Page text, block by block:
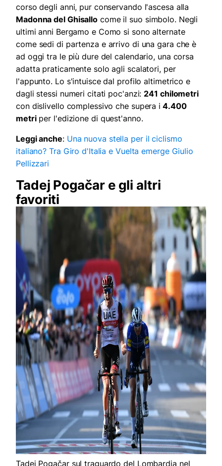
corso degli anni, pur conservando l'ascesa alla
Madonna del Ghisallo come il suo simbolo. Negli
ultimi anni Bergamo e Como si sono alternate
come sedi di partenza e arrivo di una gara che è
ad oggi tra le più dure del calendario, una corsa
adatta praticamente solo agli scalatori, per
l'appunto. Lo s'intuisce dal profilo altimetrico e
dagli stessi numeri citati poc'anzi:241 chilometri
con dislivello complessivo che supera i 4.400
metriper l'edizione di quest'anno.
Leggi anche: Una nuova stella per il ciclismo
italiano? Tra Giro d'Italia e Vuelta emerge Giulio
Pellizzari
Tadej Pogačar e gli altri
favoriti
Tadej Pogačar sul traguardo del Lombardia nel